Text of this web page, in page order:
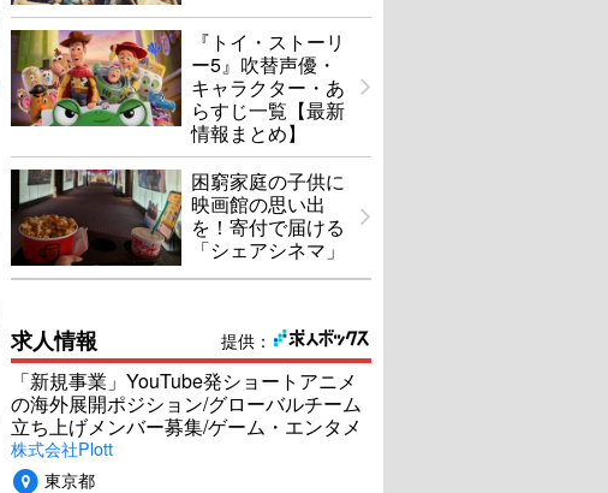
『トイ・ストーリ
ー5』吹替声優・
キャラクター・あ
らすじ一覧【最新
情報まとめ】
困窮家庭の子供に
映画館の思い出
を！寄付で届ける
「シェアシネマ」
提供：
求人情報
「新規事業」YouTube発ショートアニメ
の海外展開ポジション/グローバルチーム
立ち上げメンバー募集/ゲーム・エンタメ
株式会社Plott
東京都